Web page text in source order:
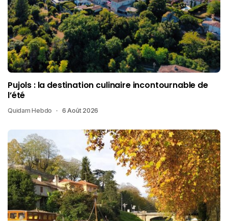
Pujols : la destination culinaire incontournable de
l’été
Quidam Hebdo 6 Août 2026